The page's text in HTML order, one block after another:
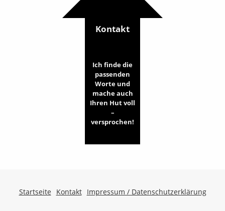
Kontakt
Ich finde die
passenden
Worte und
mache auch
Ihren Hut voll
–
versprochen!
Startseite Kontakt Impressum / Datenschutzerklärung